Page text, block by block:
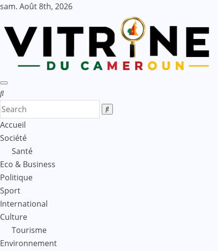
Skip
content
sam. Août 8th, 2026
Accueil
Société
Santé
Eco & Business
Politique
Sport
International
Culture
Tourisme
Environnement